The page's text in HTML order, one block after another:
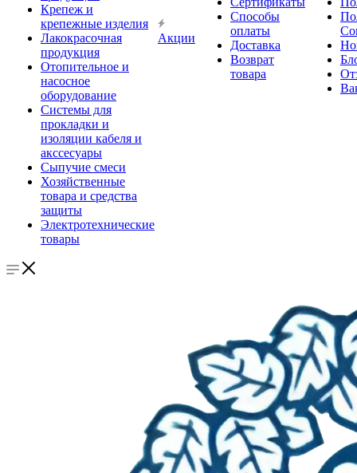
Крепеж и
крепежные изделия
Лакокрасочная
продукция
Отопительное и
насосное
оборудование
Системы для
прокладки и
изоляции кабеля и
акссесуары
Сыпучие смеси
Хозяйственные
товара и средства
защиты
Электротехнические
товары
Акции
Способы
оплаты
Доставка
Возврат
товара